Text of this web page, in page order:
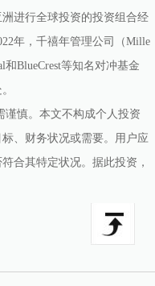
进行全球投资的投资组合经
年，千禧年管理公司（Mille
和BlueCrest等知名对冲基金
谨慎。本文不构成个人投资
、财务状况或需要。用户应
合其特定状况。据此投资，